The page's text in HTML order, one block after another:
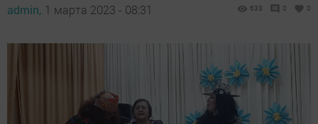
admin, 1 марта 2023 - 08:31 633 0 0